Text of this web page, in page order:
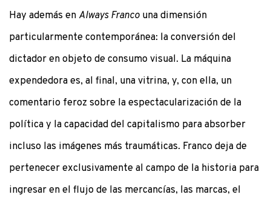
Hay además en Always Franco una dimensión
particularmente contemporánea: la conversión del
dictador en objeto de consumo visual. La máquina
expendedora es, al final, una vitrina, y, con ella, un
comentario feroz sobre la espectacularización de la
política y la capacidad del capitalismo para absorber
incluso las imágenes más traumáticas. Franco deja de
pertenecer exclusivamente al campo de la historia para
ingresar en el flujo de las mercancías, las marcas, el